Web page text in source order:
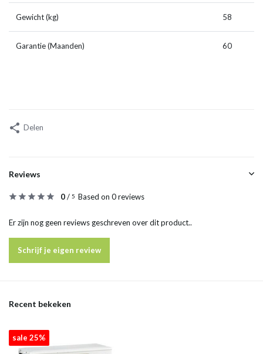
Gewicht (kg) 58
Garantie (Maanden) 60
Delen
Reviews
0/ 5 Based on 0 reviews
Er zijn nog geen reviews geschreven over dit product..
Schrijf je eigen review
Recent bekeken
sale 25%